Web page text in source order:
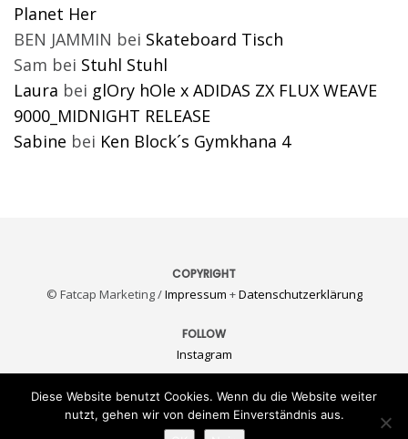
Planet Her
BEN JAMMIN bei Skateboard Tisch
Sam bei Stuhl Stuhl
Laura bei glOry hOle x ADIDAS ZX FLUX WEAVE
9000_MIDNIGHT RELEASE
Sabine bei Ken Block´s Gymkhana 4
COPYRIGHT
© Fatcap Marketing /Impressum +Datenschutzerklärung
FOLLOW
Instagram
KONTAKT
E-Mail
Diese Website benutzt Cookies. Wenn du die Website weiter
nutzt, gehen wir von deinem Einverständnis aus.